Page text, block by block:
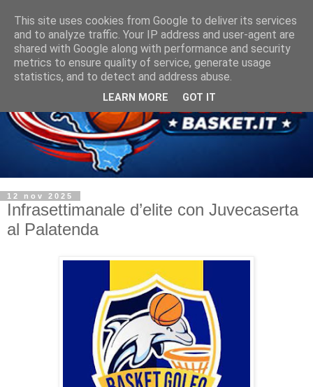
12 nov 2025
Infrasettimanale d’elite con Juvecaserta
al Palatenda
This site uses cookies from Google to deliver its services
and to analyze traffic. Your IP address and user-agent are
shared with Google along with performance and security
metrics to ensure quality of service, generate usage
statistics, and to detect and address abuse.
LEARN MORE GOT IT